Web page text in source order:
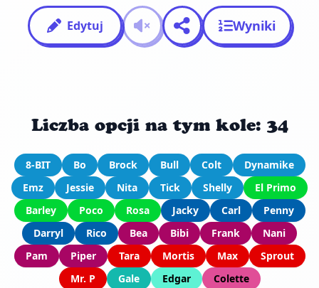
Edytuj Wyniki
Liczba opcji na tym kole: 34
8-BIT Bo Brock Bull Colt
Dynamike
Emz
Jessie Nita Tick Shelly
El Primo
Barley
Poco Rosa Jacky Carl
Penny
Darryl
Rico Bea Bibi Frank
Nani
Pam
Piper Tara Mortis Max
Sprout
Mr. P
Gale Edgar Colette